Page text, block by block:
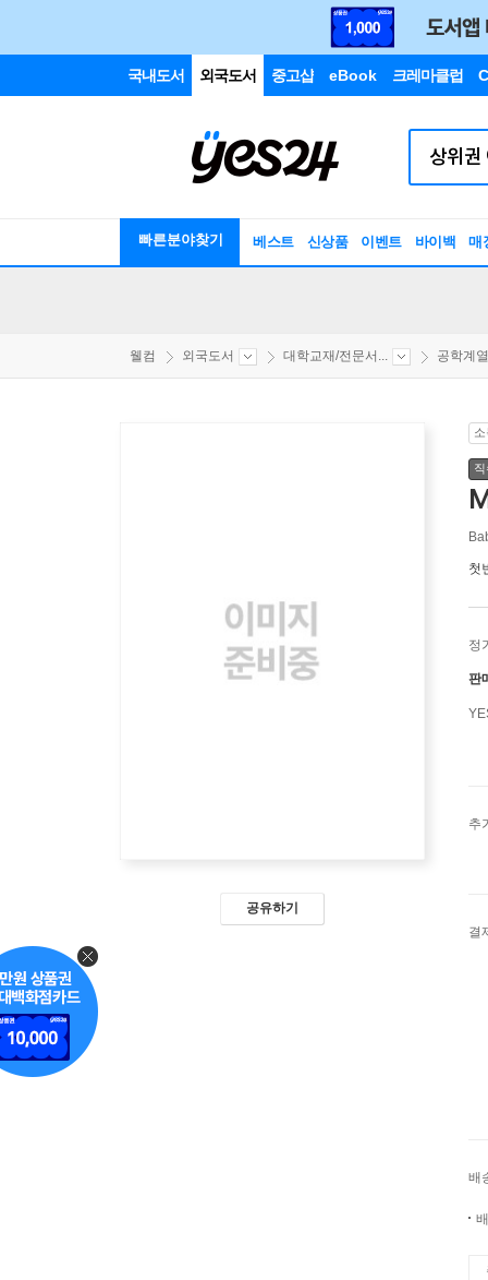
국내도서 외국도서 중고샵 eBook 크레마클럽
빠른분야찾기 베스트 신상품 이벤트 바이백 매
웰컴 외국도서 대학교재/전문서... 공학계열
공유하기
첫
정
판
추
결
배